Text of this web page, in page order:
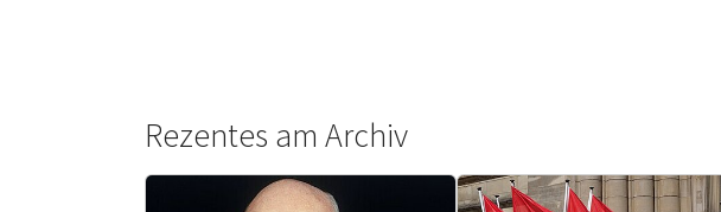
Rezentes am Archiv